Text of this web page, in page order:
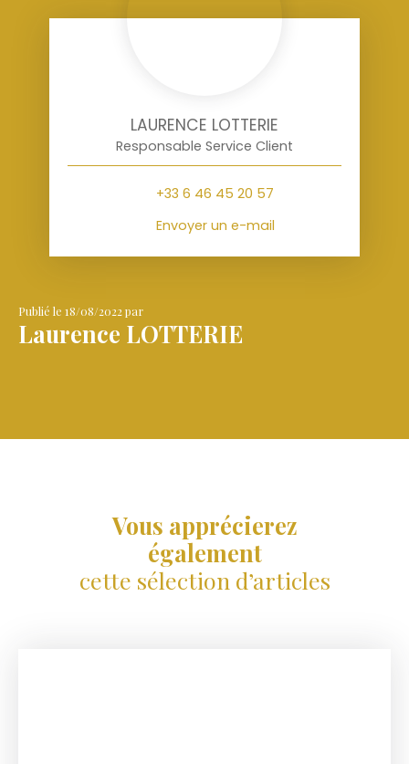
LAURENCE LOTTERIE
Responsable Service Client
+33 6 46 45 20 57
Envoyer un e-mail
Publié le 18/08/2022 par
Laurence LOTTERIE
Vous apprécierez
également
cette sélection d’articles